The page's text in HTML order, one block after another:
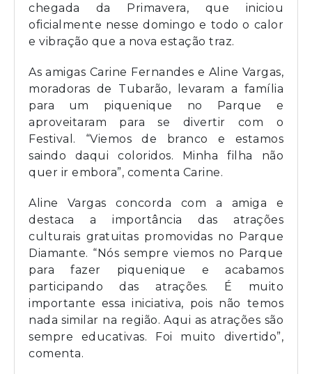
chegada da Primavera, que iniciou
oficialmente nesse domingo e todo o calor
e vibração que a nova estação traz.
As amigas Carine Fernandes e Aline Vargas,
moradoras de Tubarão, levaram a família
para um piquenique no Parque e
aproveitaram para se divertir com o
Festival. “Viemos de branco e estamos
saindo daqui coloridos. Minha filha não
quer ir embora”, comenta Carine.
Aline Vargas concorda com a amiga e
destaca a importância das atrações
culturais gratuitas promovidas no Parque
Diamante. “Nós sempre viemos no Parque
para fazer piquenique e acabamos
participando das atrações. É muito
importante essa iniciativa, pois não temos
nada similar na região. Aqui as atrações são
sempre educativas. Foi muito divertido”,
comenta.